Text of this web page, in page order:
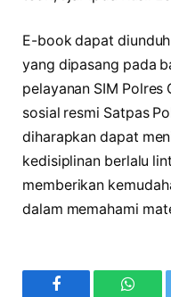
E-book dapat
yang dipasang pada
pelayanan SIM Polres
sosial resmi Satpas
diharapkan dapat
kedisiplinan berlalu
memberikan
dalam memahami